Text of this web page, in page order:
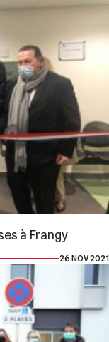
à Frangy
26 NOV 2021